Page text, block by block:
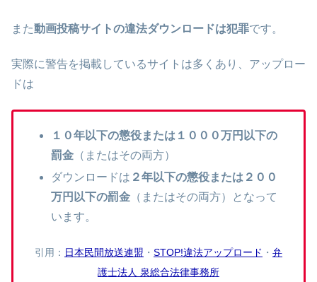
また動画投稿サイトの違法ダウンロードは犯罪です。
実際に警告を掲載しているサイトは多くあり、アップロー
ドは
１０年以下の懲役または１０００万円以下の
罰金 （またはその両方）
ダウンロードは ２年以下の懲役または２００
万円以下の罰金 （またはその両方）となって
います。
引用： 日本民間放送連盟 ・ STOP!違法アップロード ・ 弁
護士法人 泉総合法律事務所